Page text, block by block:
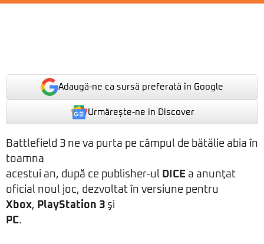
Adaugă-ne ca sursă preferată în Google
Urmărește-ne in Discover
Battlefield 3 ne va purta pe câmpul de bătălie abia în
toamna
acestui an, după ce publisher-ul DICE a anunţat
oficial noul joc, dezvoltat în versiune pentru
Xbox, PlayStation 3 şi
PC.